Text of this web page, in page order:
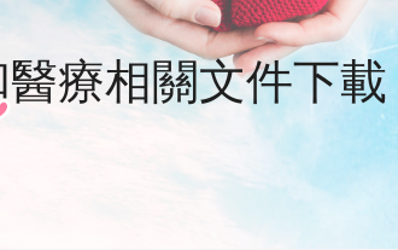
療相關文件下載